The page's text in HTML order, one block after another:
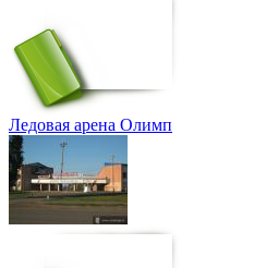
Ледовая арена Олимп